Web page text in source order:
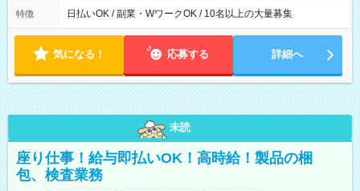
特徴 日払いOK / 副業・WワークOK / 10名以上の大量募集
気になる！ 応募する 詳細へ
未読
座り仕事！給与即払いOK！高時給！製品の梱
包、検査業務